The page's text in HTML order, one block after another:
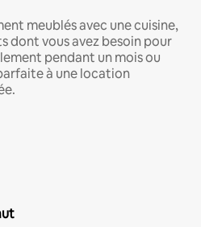
meublés avec une cuisine,
dont vous avez besoin pour
pendant un mois ou
à une location